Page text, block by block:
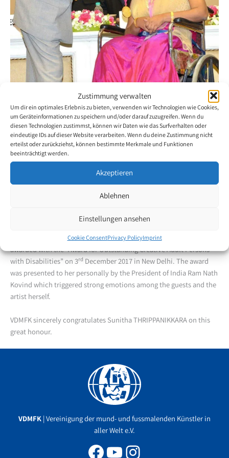
Zustimmung verwalten
Um dir ein optimales Erlebnis zu bieten, verwenden wir Technologien wie Cookies,
um Geräteinformationen zu speichern und/oder darauf zuzugreifen. Wenn du
diesen Technologien zustimmst, können wir Daten wie das Surfverhalten oder
eindeutige IDs auf dieser Website verarbeiten. Wenn du deine Zustimmung nicht
erteilst oder zurückziehst, können bestimmte Merkmale und Funktionen
beeinträchtigt werden.
Akzeptieren
Ablehnen
Einstellungen ansehen
Cookie ConsentPrivacy PolicyImprint
An honorable award
Sunitha THRIPPANIKKARA, a scholarship holder from India, was
awarded with the “Award for Outstanding Creative Adult Persons
with Disabilities” on 3rd December 2017 in New Delhi. The award
was presented to her personally by the President of India Ram Nath
Kovind which triggered strong emotions among the guests and the
artist herself.
VDMFK sincerely congratulates Sunitha THRIPPANIKKARA on this
great honour.
VDMFK | Vereinigung der mund- und fussmalenden Künstler in
aller Welt e.V.
Facebook
YouTube
Instagram